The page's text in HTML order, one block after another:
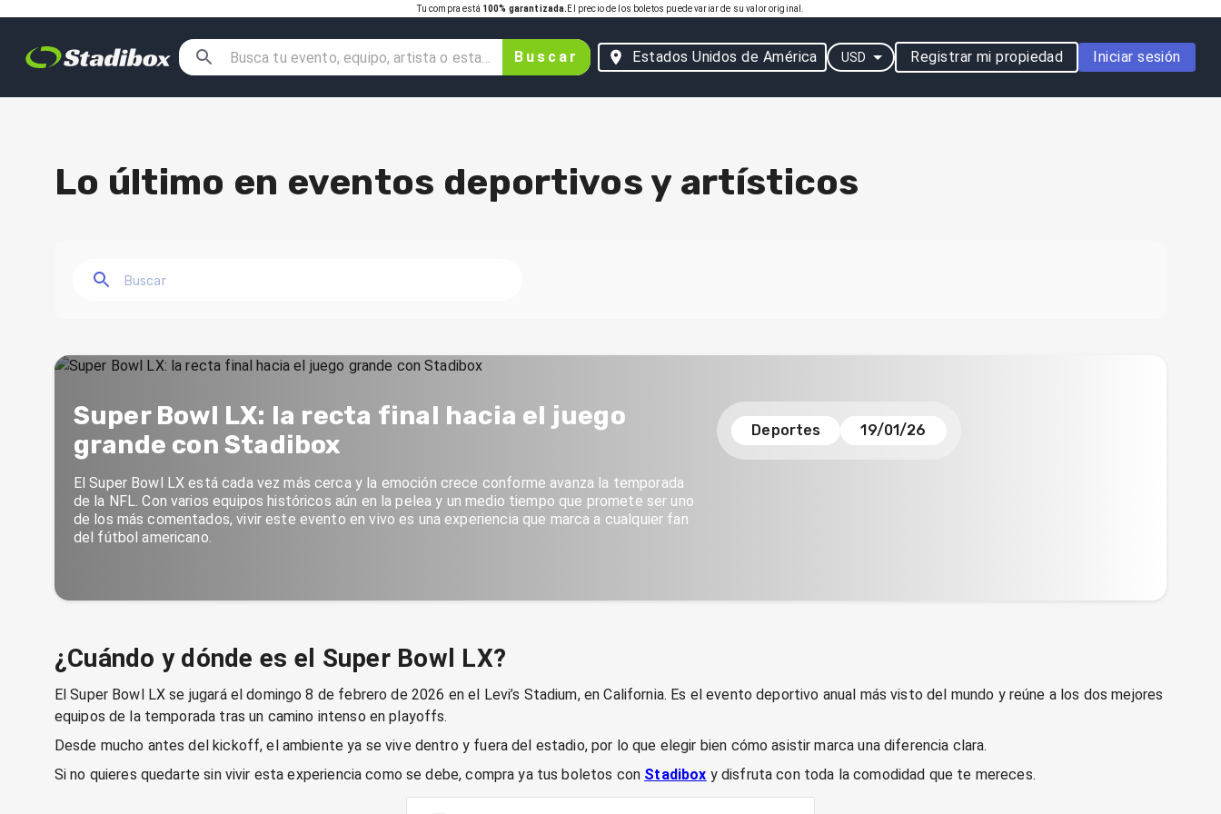
Tu compra está 100% garantizada. El precio de los boletos puede variar de su valor original.
Buscar Estados Unidos de América USD Registrar mi propiedad Iniciar sesión
Lo último en eventos deportivos y artísticos
Super Bowl LX: la recta final hacia el juego
grande con Stadibox
Deportes 19/01/26
El Super Bowl LX está cada vez más cerca y la emoción crece conforme avanza la temporada
de la NFL. Con varios equipos históricos aún en la pelea y un medio tiempo que promete ser uno
de los más comentados, vivir este evento en vivo es una experiencia que marca a cualquier fan
del fútbol americano.
¿Cuándo y dónde es el Super Bowl LX?
El Super Bowl LX se jugará el domingo 8 de febrero de 2026 en el Levi’s Stadium, en California. Es el evento deportivo anual más visto del mundo y reúne a los dos mejores
equipos de la temporada tras un camino intenso en playoffs.
Desde mucho antes del kickoff, el ambiente ya se vive dentro y fuera del estadio, por lo que elegir bien cómo asistir marca una diferencia clara.
Si no quieres quedarte sin vivir esta experiencia como se debe, compra ya tus boletos con Stadibox y disfruta con toda la comodidad que te mereces.